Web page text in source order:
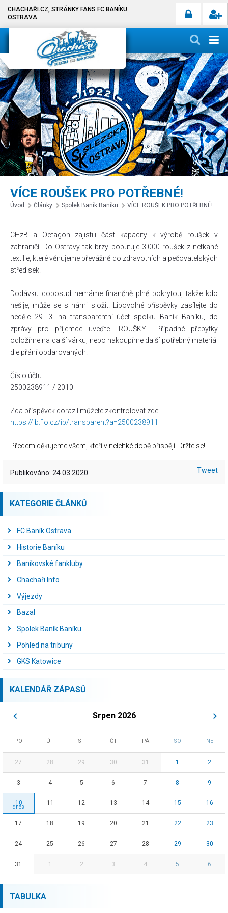
CHACHAŘI.CZ, STRÁNKY FANS FC BANÍKU
OSTRAVA.
VÍCE ROUŠEK PRO POTŘEBNÉ!
Úvod Články Spolek Baník Baníku VÍCE ROUŠEK PRO POTŘEBNÉ!
CHzB a Octagon zajistili část kapacity k výrobě roušek v
zahraničí. Do Ostravy tak brzy poputuje 3.000 roušek z netkané
textilie, které věnujeme převážně do zdravotních a pečovatelských
středisek.
Dodávku doposud nemáme finančně plně pokrytou, takže kdo
nešije, může se s námi složit! Libovolné příspěvky zasílejte do
neděle 29. 3. na transparentní účet spolku Baník Baníku, do
zprávy pro příjemce uveďte "ROUŠKY". Případné přebytky
odložíme na další várku, nebo nakoupíme další potřebný materiál
dle přání obdarovaných.
Číslo účtu:
2500238911 / 2010
Zda příspěvek dorazil můžete zkontrolovat zde:
https://ib.fio.cz/ib/transparent?a=2500238911
Předem děkujeme všem, kteří v nelehké době přispějí. Držte se!
Publikováno: 24.03.2020 Tweet
KATEGORIE ČLÁNKŮ
FC Baník Ostrava
Historie Baníku
Baníkovské fankluby
Chachaři Info
Výjezdy
Bazal
Spolek Baník Baníku
Pohled na tribuny
GKS Katowice
KALENDÁŘ ZÁPASŮ
Srpen 2026
PO ÚT ST ČT PÁ SO NE
27 28 29 30 31 1 2
3 4 5 6 7 8 9
10 11 12 13 14 15 16
17 18 19 20 21 22 23
24 25 26 27 28 29 30
31 1 2 3 4 5 6
TABULKA